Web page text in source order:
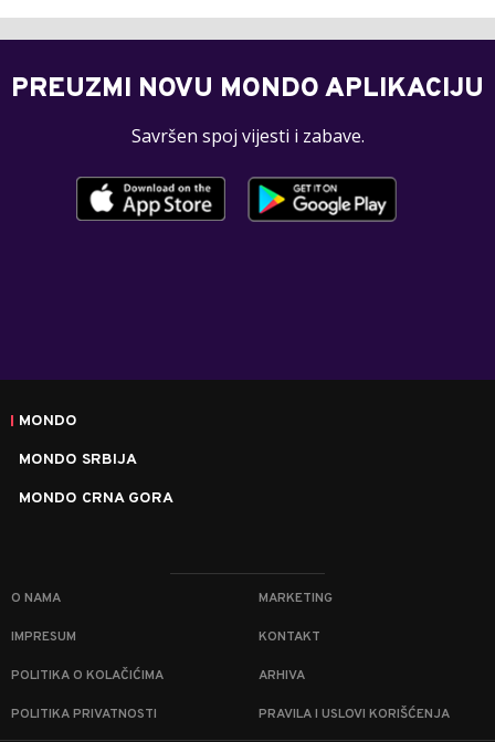
PREUZMI NOVU MONDO APLIKACIJU
Savršen spoj vijesti i zabave.
MONDO
MONDO SRBIJA
MONDO CRNA GORA
O NAMA MARKETING
IMPRESUM KONTAKT
POLITIKA O KOLAČIĆIMA ARHIVA
POLITIKA PRIVATNOSTI PRAVILA I USLOVI KORIŠĆENJA